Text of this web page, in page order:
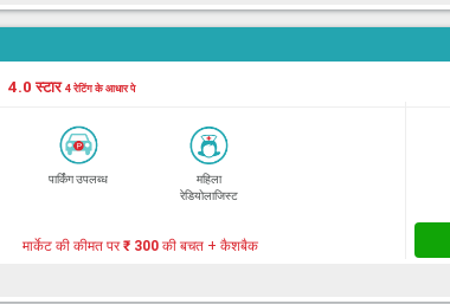
4.0 स्टार4 रेटिंग के आधार पे
पार्किंग उपलब्ध
महिला
रेडियोलाजिस्ट
मार्केट की कीमत पर₹ 300 की बचत + कैशबैक